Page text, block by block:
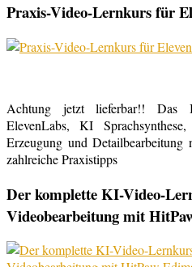
Praxis-Video-Lernkurs für
Achtung jetzt lieferbar!! Das
ElevenLabs, KI
Erzeugung und
zahlreiche Praxistipps
Der komplette KI-Video-
Videobearbeitung mit